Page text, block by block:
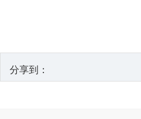
分享到：